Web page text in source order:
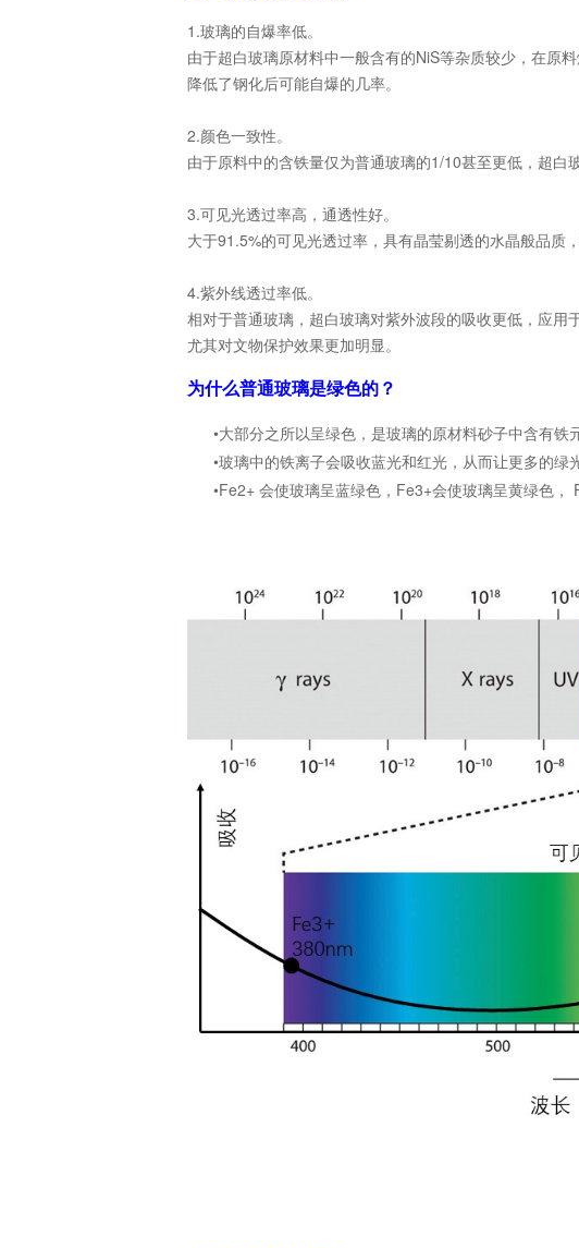
1.玻璃的自爆率低。
由于超白玻璃原材料中一般含有的NiS等杂质较少，在原
降低了钢化后可能自爆的几率。
2.颜色一致性。
由于原料中的含铁量仅为普通玻璃的1/10甚至更低，超白
3.可见光透过率高，通透性好。
大于91.5%的可见光透过率，具有晶莹剔透的水晶般品质
4.紫外线透过率低。
相对于普通玻璃，超白玻璃对紫外波段的吸收更低，应用
尤其对文物保护效果更加明显。
为什么普通玻璃是绿色的？
•大部分之所以呈绿色，是玻璃的原材料砂子中含有铁
•玻璃中的铁离子会吸收蓝光和红光，从而让更多的绿
•Fe2+ 会使玻璃呈蓝绿色，Fe3+会使玻璃呈黄绿色，